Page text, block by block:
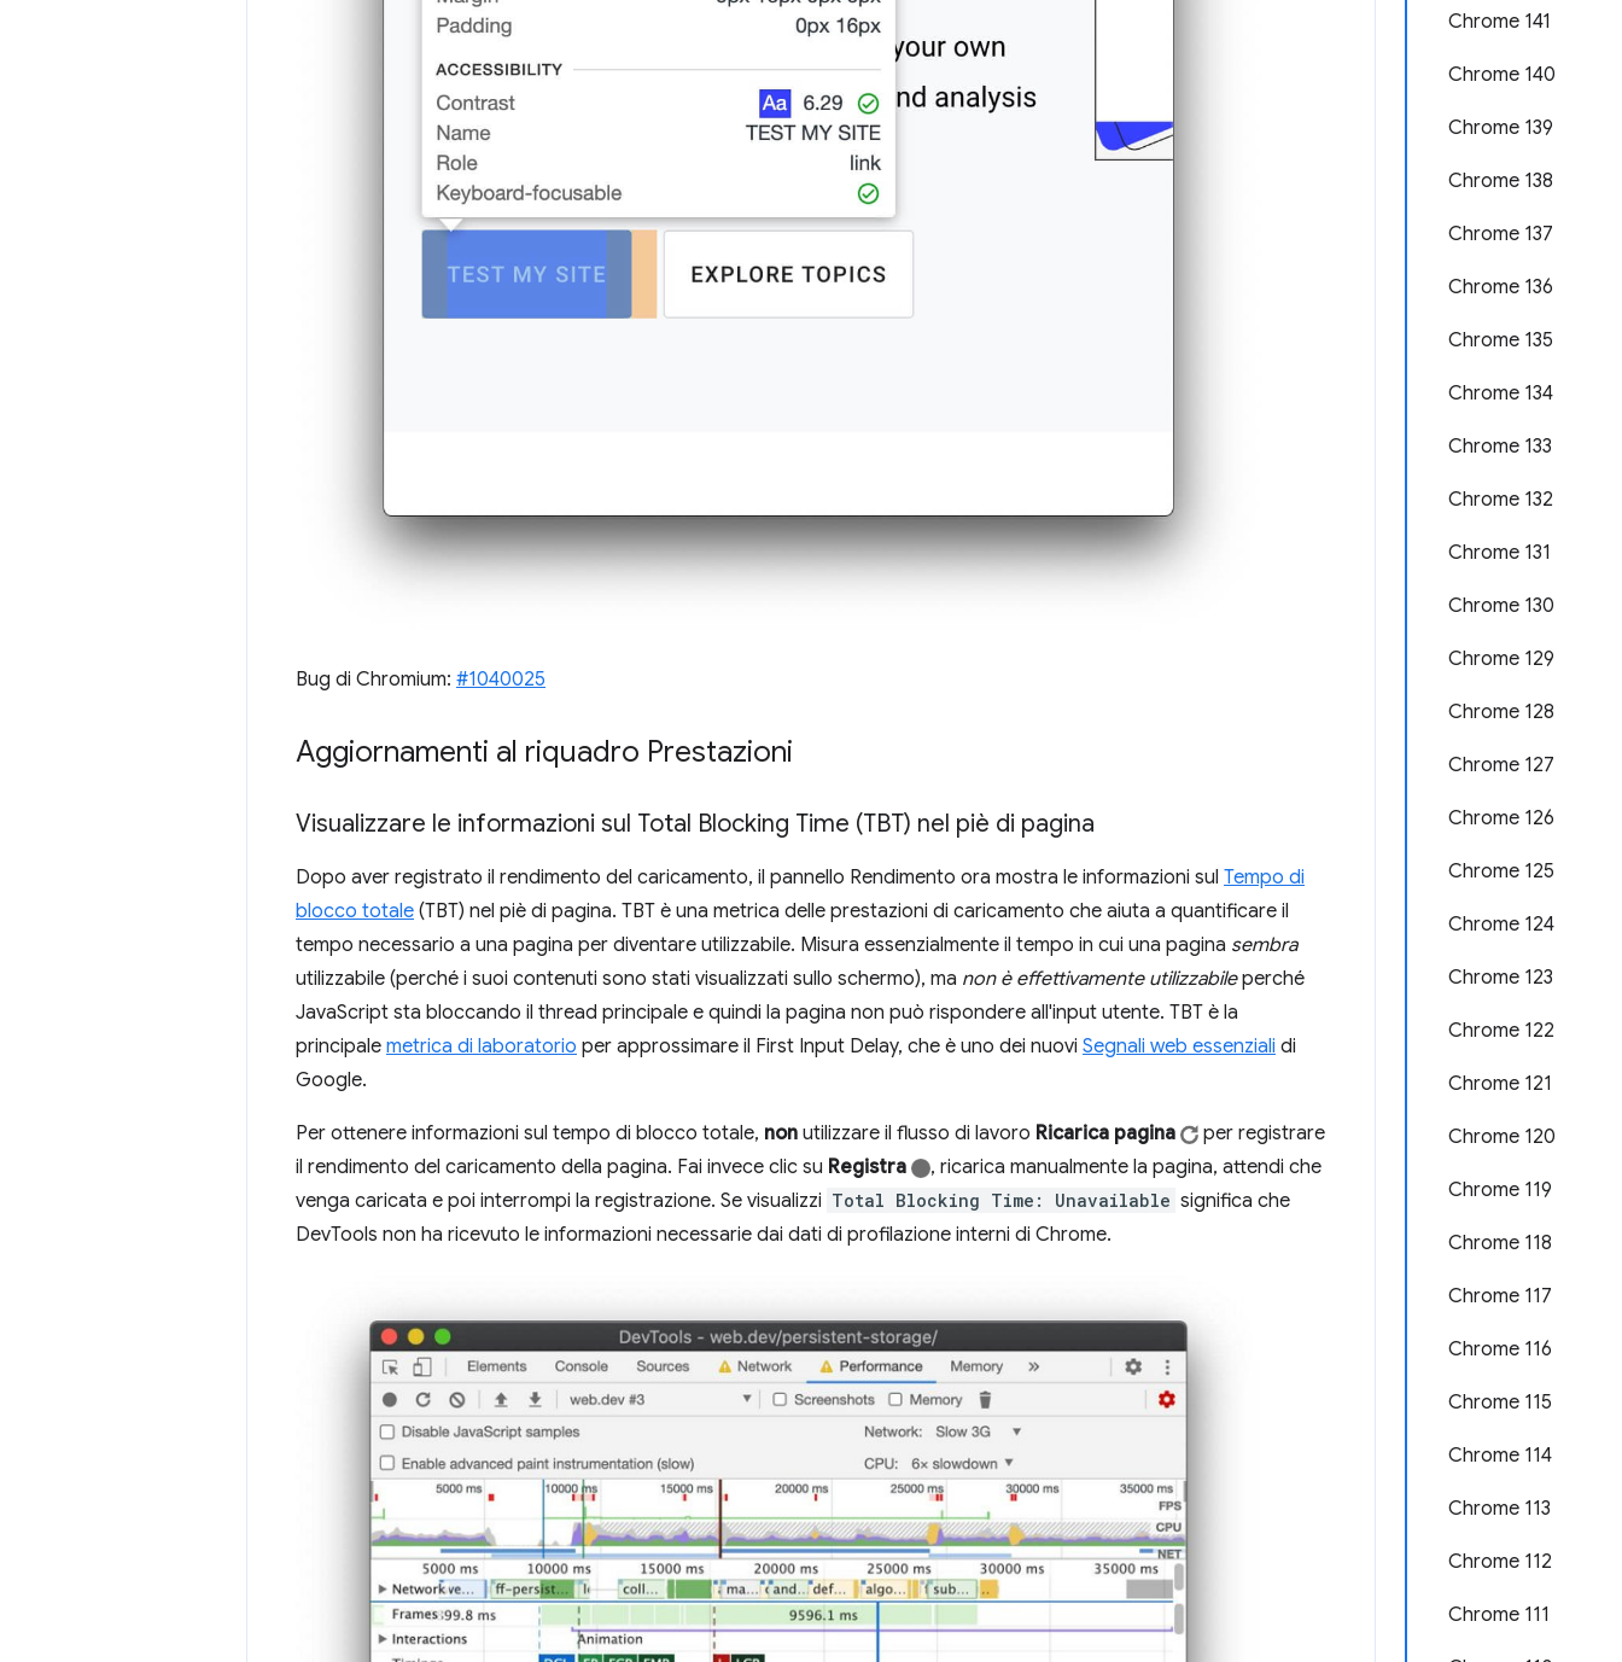
Chrome 141
Chrome 140
Chrome 139
Chrome 138
Chrome 137
Chrome 136
Chrome 135
Chrome 134
Chrome 133
Chrome 132
Chrome 131
Chrome 130
Chrome 129
Chrome 128
Chrome 127
Chrome 126
Chrome 125
Chrome 124
Chrome 123
Chrome 122
Chrome 121
Chrome 120
Chrome 119
Chrome 118
Chrome 117
Chrome 116
Chrome 115
Chrome 114
Chrome 113
Chrome 112
Chrome 111
Bug di Chromium: #1040025
Aggiornamenti al riquadro Prestazioni
Visualizzare le informazioni sul Total Blocking Time (TBT) nel piè di pagina
Dopo aver registrato il rendimento del caricamento, il pannello Rendimento ora mostra le informazioni sul Tempo di
blocco totale (TBT) nel piè di pagina. TBT è una metrica delle prestazioni di caricamento che aiuta a quantificare il
tempo necessario a una pagina per diventare utilizzabile. Misura essenzialmente il tempo in cui una pagina sembra
utilizzabile (perché i suoi contenuti sono stati visualizzati sullo schermo), ma non è effettivamente utilizzabileperché
JavaScript sta bloccando il thread principale e quindi la pagina non può rispondere all'input utente. TBT è la
principale metrica di laboratorio per approssimare il First Input Delay, che è uno dei nuovi Segnali web essenziali di
Google.
Per ottenere informazioni sul tempo di blocco totale, non utilizzare il flusso di lavoro Ricarica pagina
per registrare
il rendimento del caricamento della pagina. Fai invece clic su Registra
, ricarica manualmente la pagina, attendi che
venga caricata e poi interrompi la registrazione. Se visualizzi Total Blocking Time: Unavailable significa che
DevTools non ha ricevuto le informazioni necessarie dai dati di profilazione interni di Chrome.